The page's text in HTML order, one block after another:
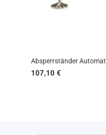
Absperrständer
107,10 €